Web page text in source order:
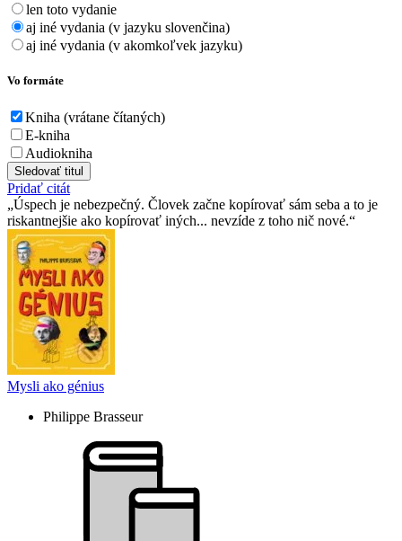
len toto vydanie
aj iné vydania (v jazyku slovenčina)
aj iné vydania (v akomkoľvek jazyku)
Vo formáte
Kniha (vrátane čítaných)
E-kniha
Audiokniha
Sledovať titul
Pridať citát
Úspech je nebezpečný. Človek začne kopírovať sám seba a to je
riskantnejšie ako kopírovať iných... nevzíde z toho nič nové.
Mysli ako génius
Philippe Brasseur